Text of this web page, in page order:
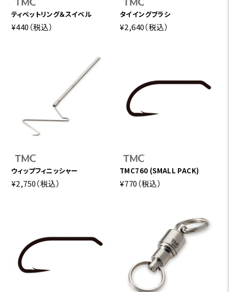
ティペットリング＆スイベル
¥440 （税込）
タイイングブラシ
¥2,640（税込）
ウィップフィニッシャー
¥2,750（税込）
TMC760 (SMALL PACK)
¥770 （税込）